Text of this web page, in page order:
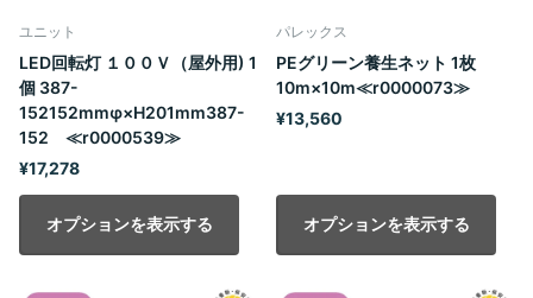
ユニット
LED回転灯 １００Ｖ（屋外用) 1
個 387-
152152mmφ×H201mm387-
152 ≪r0000539≫
¥17,278
オプションを表示する
パレックス
PEグリーン養生ネット 1枚
10m×10m≪r0000073≫
¥13,560
オプションを表示する